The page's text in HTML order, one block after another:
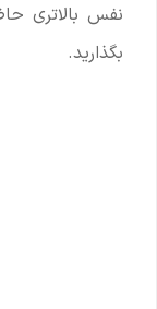
نفس بالاتری
بگذارید.